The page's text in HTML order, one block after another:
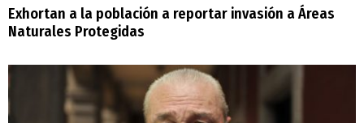
Exhortan a la población a reportar invasión a Áreas
Naturales Protegidas